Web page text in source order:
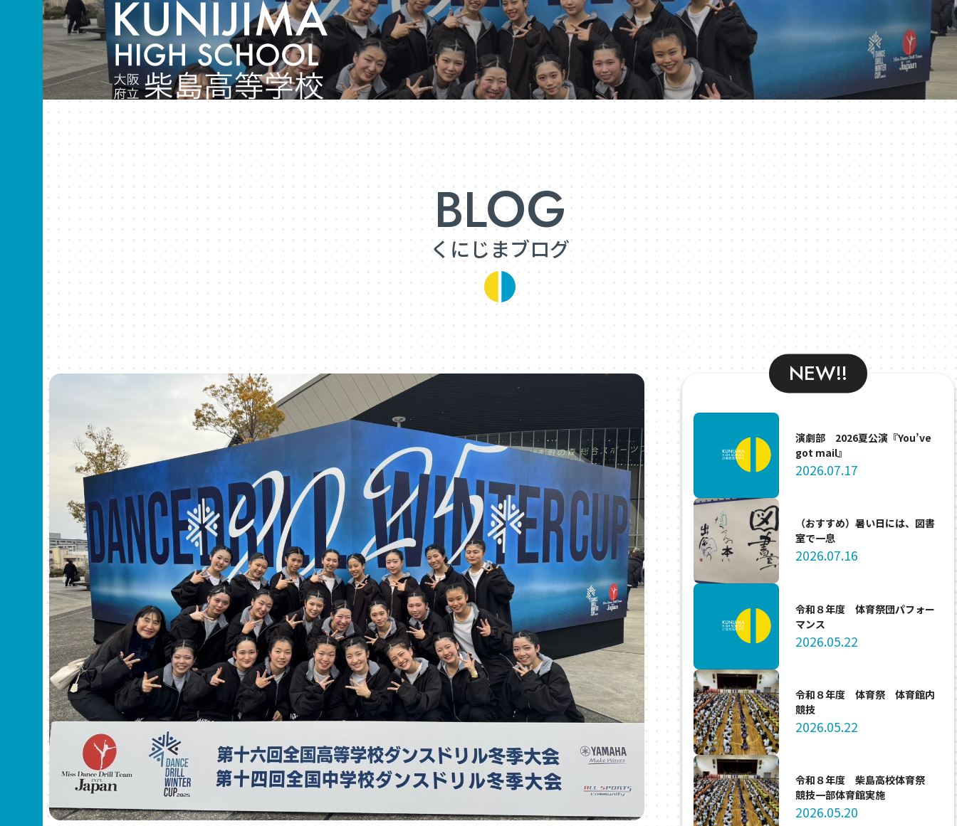
くにじまブログ
NEW!!
演劇部 2026夏公演『You’ve
got mail』
2026.07.17
（おすすめ）暑い日には、図書
室で一息
2026.07.16
令和８年度 体育祭団パフォー
マンス
2026.05.22
令和８年度 体育祭 体育館内
競技
2026.05.22
令和８年度 柴島高校体育祭
競技一部体育館実施
2026.05.20